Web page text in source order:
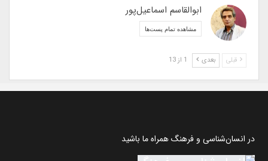
ابوالقاسم اسماعیل‌پور
مشاهده تمام پست‌ها
قبلی بعدی
در انسان‌شناسی و فرهنگ همراه ما باشید